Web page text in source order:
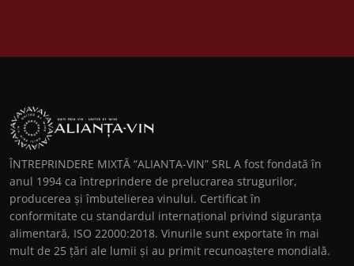
ÎNTREPRINDERE MIXTĂ “ALIANTA-VIN” SRL А fost fondată în
anul 1994 ca întreprindere de prelucrarea strugurilor,
producerea şi îmbutelierea vinului. Certificat în
conformitate cu standardul internațional privind siguranța
alimentară, ISO 22000:2018. Vinurile sunt exportate în mai
mult de 25 ţări ale lumii şi au primit recunoaştere mondială.